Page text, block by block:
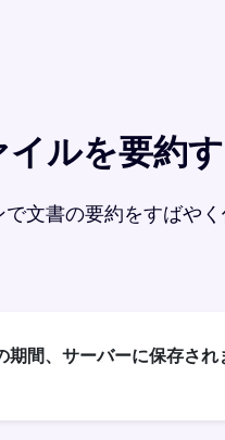
ルを要約
文書の要約をすばやく
期間、サーバーに保存され